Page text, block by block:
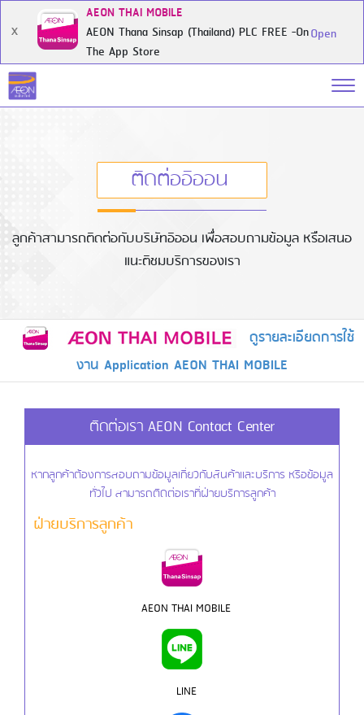
X
AEON THAI MOBILE
AEON Thana Sinsap (Thailand) PLC FREE -On
The App Store
Open
ติดต่ออิออน
ลูกค้าสามารถติดต่อกับบริษัทอิออน เพื่อสอบถามข้อมูล หรือเสนอ
แนะติชมบริการของเรา
ดูรายละเอียดการใช้
งาน Application AEON THAI MOBILE
ติดต่อเรา AEON Contact Center
หากลูกค้าต้องการสอบถามข้อมูลเกี่ยวกับสินค้าและบริการ หรือข้อมูล
ทั่วไป สามารถติดต่อเราที่ฝ่ายบริการลูกค้า
ฝ่ายบริการลูกค้า
AEON THAI MOBILE
LINE